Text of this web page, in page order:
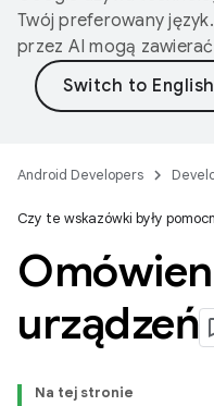
Twój preferowany
przez AI mogą zawierać
Android Developers
Czy te wskazówki były
urządzeń
Na tej stronie